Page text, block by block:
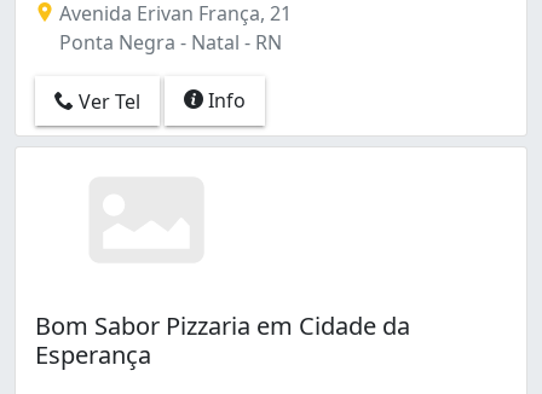
Avenida Erivan França, 21
Ponta Negra - Natal - RN
Ver Tel Info
Bom Sabor Pizzaria em Cidade da
Esperança